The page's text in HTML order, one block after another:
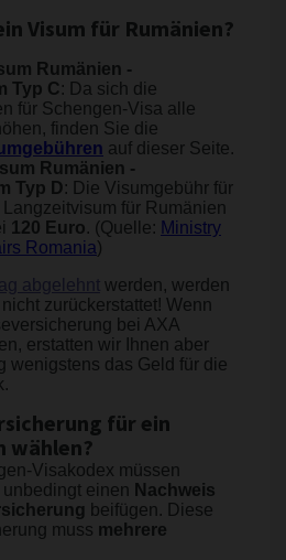
Visum für Rumänien?
Rumänien -
Typ C : Da sich die
für Schengen-Visa alle
finden Sie die
auf dieser Seite.
Rumänien -
Typ D: Die Visumgebühr für
für Rumänien
120 Euro. (Quelle: Ministry
Romania)
abgelehnt werden, werden
zurückerstattet! Wenn
bei AXA
erstatten wir Ihnen aber
wenigstens das Geld für die
für ein
wählen?
Visakodex müssen
einen Nachweis
beifügen. Diese
muss mehrere